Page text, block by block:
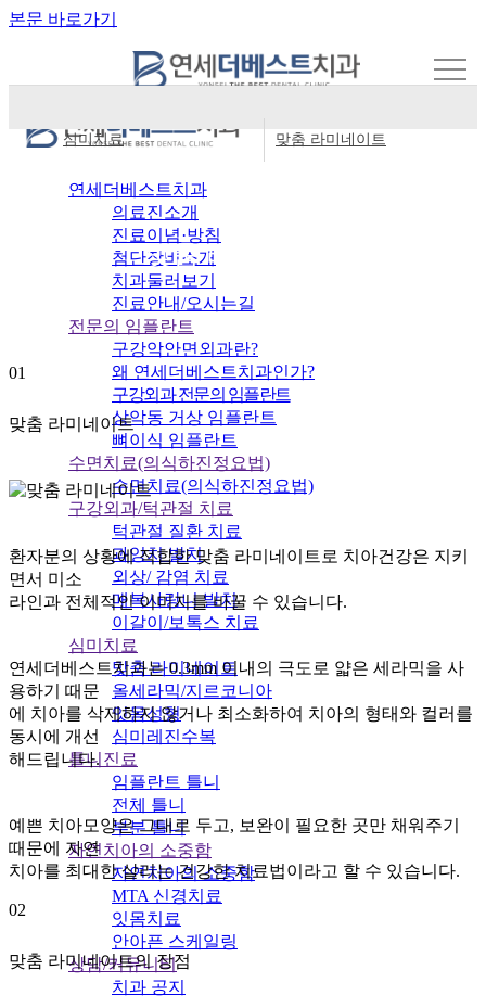
본문 바로가기
연세더베스트치과
의료진소개
진료이념·방침
첨단장비소개
치과둘러보기
진료안내/오시는길
전문의 임플란트
구강악안면외과란?
왜 연세더베스트치과인가?
구강외과 전문의 임플란트
상악동 거상 임플란트
뼈이식 임플란트
수면치료(의식하진정요법)
수면치료(의식하진정요법)
구강외과/턱관절 치료
턱관절 질환 치료
과잉치 발치
외상/ 감염 치료
매복사랑니 발치
이갈이/보톡스 치료
심미치료
맞춤 라미네이트
올세라믹/지르코니아
잇몸성형
심미레진수복
틀니진료
임플란트 틀니
전체 틀니
부분 틀니
자연치아의 소중함
자연치아의 소중함
MTA 신경치료
잇몸치료
안아픈 스케일링
상담/커뮤니티
치과 공지
심미치료 맞춤 라미네이트
맞춤 라미네이트
01
맞춤 라미네이트
환자분의 상황에 적합한 맞춤 라미네이트로 치아건강은 지키
면서 미소
라인과 전체적인 이미지를 바꿀 수 있습니다.
연세더베스트치과는 0.3mm 이내의 극도로 얇은 세라믹을 사
용하기 때문
에 치아를 삭제하지 않거나 최소화하여 치아의 형태와 컬러를
동시에 개선
해드립니다.
예쁜 치아모양은 그대로 두고, 보완이 필요한 곳만 채워주기
때문에 자연
치아를 최대한 살리는 건강한 치료법이라고 할 수 있습니다.
02
맞춤 라미네이트의 장점